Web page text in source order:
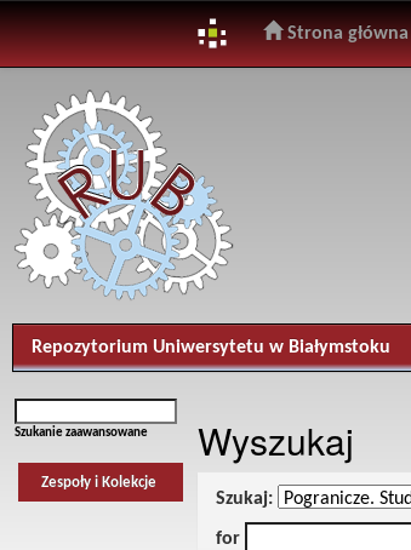
navigation
Strona główna
Repozytorium Uniwersytetu w Białymstoku
Szukanie zaawansowane
Zespoły i Kolekcje
Wyszukaj
Szukaj:
for